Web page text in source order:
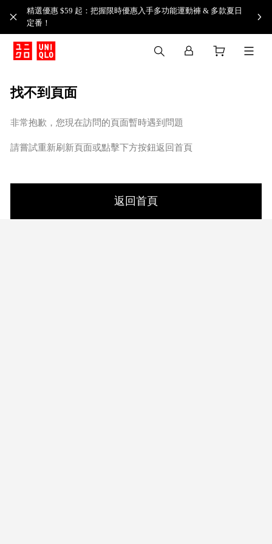
精選優惠 $59 起：把握限時優惠入手多功能運動褲 & 多款夏日
定番！​
找不到頁面
非常抱歉，您現在訪問的頁面暫時遇到問題
請嘗試重新刷新頁面或點擊下方按鈕返回首頁
返回首頁